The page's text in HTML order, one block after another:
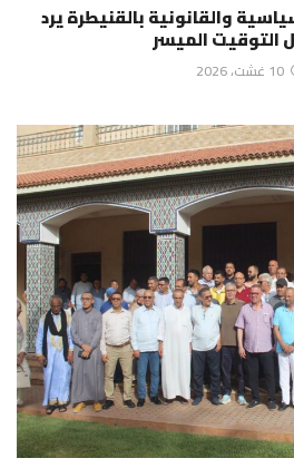
والقانونية بالقنيطرة يرد
التوقيت الميسر
10 غشت، 2026